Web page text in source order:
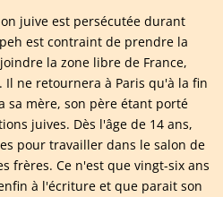
juive est persécutée durant
est contraint de prendre la
la zone libre de France,
Il ne retournera à Paris qu'à la fin
sa mère, son père étant porté
juives. Dès l'âge de 14 ans,
pour travailler dans le salon de
frères. Ce n'est que vingt-six ans
à l'écriture et que parait son